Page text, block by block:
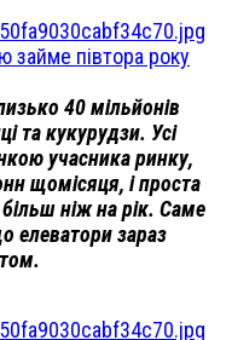
займе півтора року
40 мільйонів
та кукурудзи. Усі
учасника ринку,
щомісяця, і проста
ніж на рік. Саме
елеватори зараз